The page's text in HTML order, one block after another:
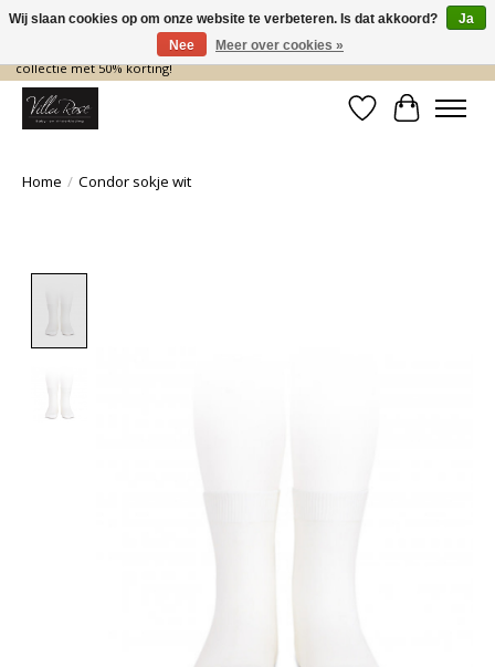
De nieuwe collectie komt eraan… en wij maken ruimte! Shop nu de zomer
collectie met 50% korting!
Verlanglijst
Home / Condor sokje wit
Wij slaan cookies op om onze website te verbeteren. Is dat akkoord?
Ja
Nee
Meer over cookies »